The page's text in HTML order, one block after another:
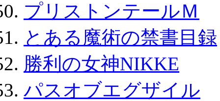
プリストンテールＭ
とある魔術の禁書目録
勝利の女神NIKKE
パスオブエグザイル